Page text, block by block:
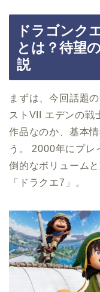
ドラゴンク
とは？待望
説
まずは、今回話題
ストVII エデンの戦
作品なのか、基本
う。 2000年にプレ
倒的なボリューム
「ドラクエ7」。